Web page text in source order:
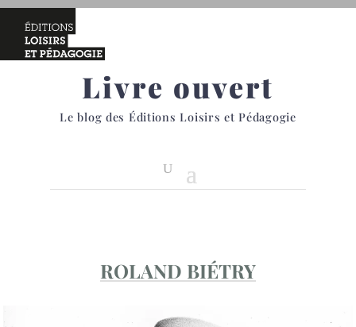
Livre ouvert
Le blog des Éditions Loisirs et Pédagogie
ROLAND BIÉTRY